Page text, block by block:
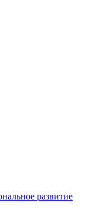
развитие